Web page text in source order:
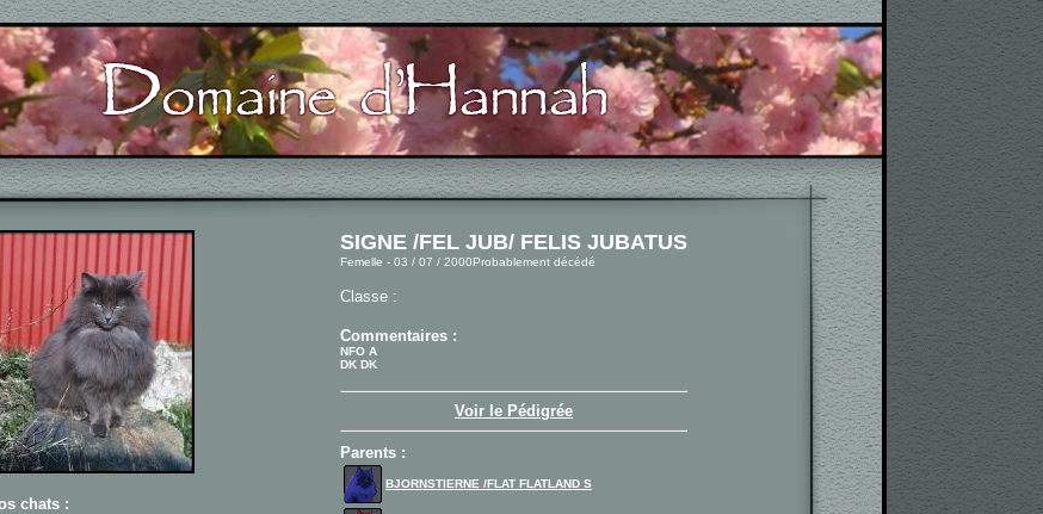
chats :
SIGNE /FEL JUB/ FELIS JUBATUS
Femelle - 03 / 07 / 2000Probablement décédé
Classe :
Commentaires :
NFO A
DK DK
Voir le Pédigrée
Parents :
BJORNSTIERNE /FLAT FLATLAND S